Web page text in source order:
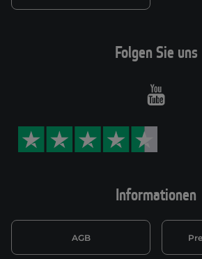
Informationen
AGB
Folgen Sie uns
Youtube